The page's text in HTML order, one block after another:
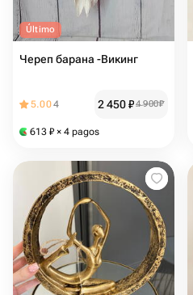
Último
Череп барана -Викинг
5.004 2 450₽4 900₽
613 ₽ × 4 pagos